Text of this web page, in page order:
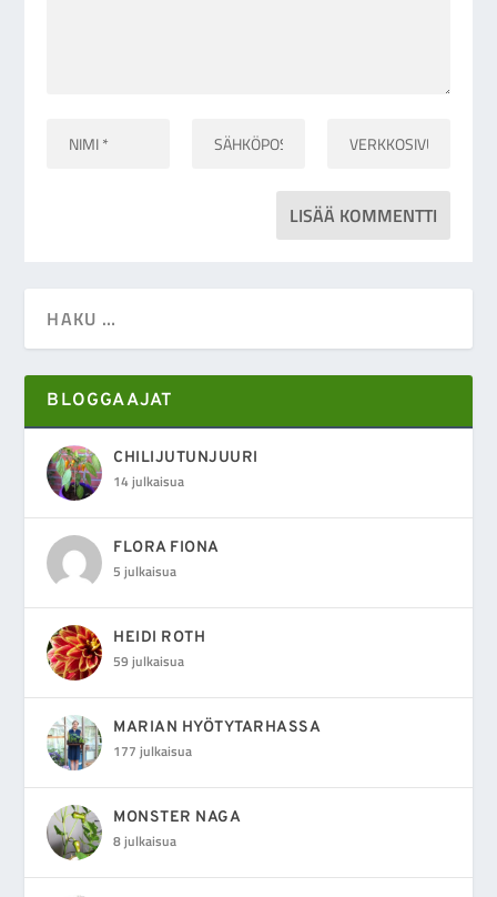
BLOGGAAJAT
CHILIJUTUNJUURI
14 julkaisua
FLORA FIONA
5 julkaisua
HEIDI ROTH
59 julkaisua
MARIAN HYÖTYTARHASSA
177 julkaisua
MONSTER NAGA
8 julkaisua